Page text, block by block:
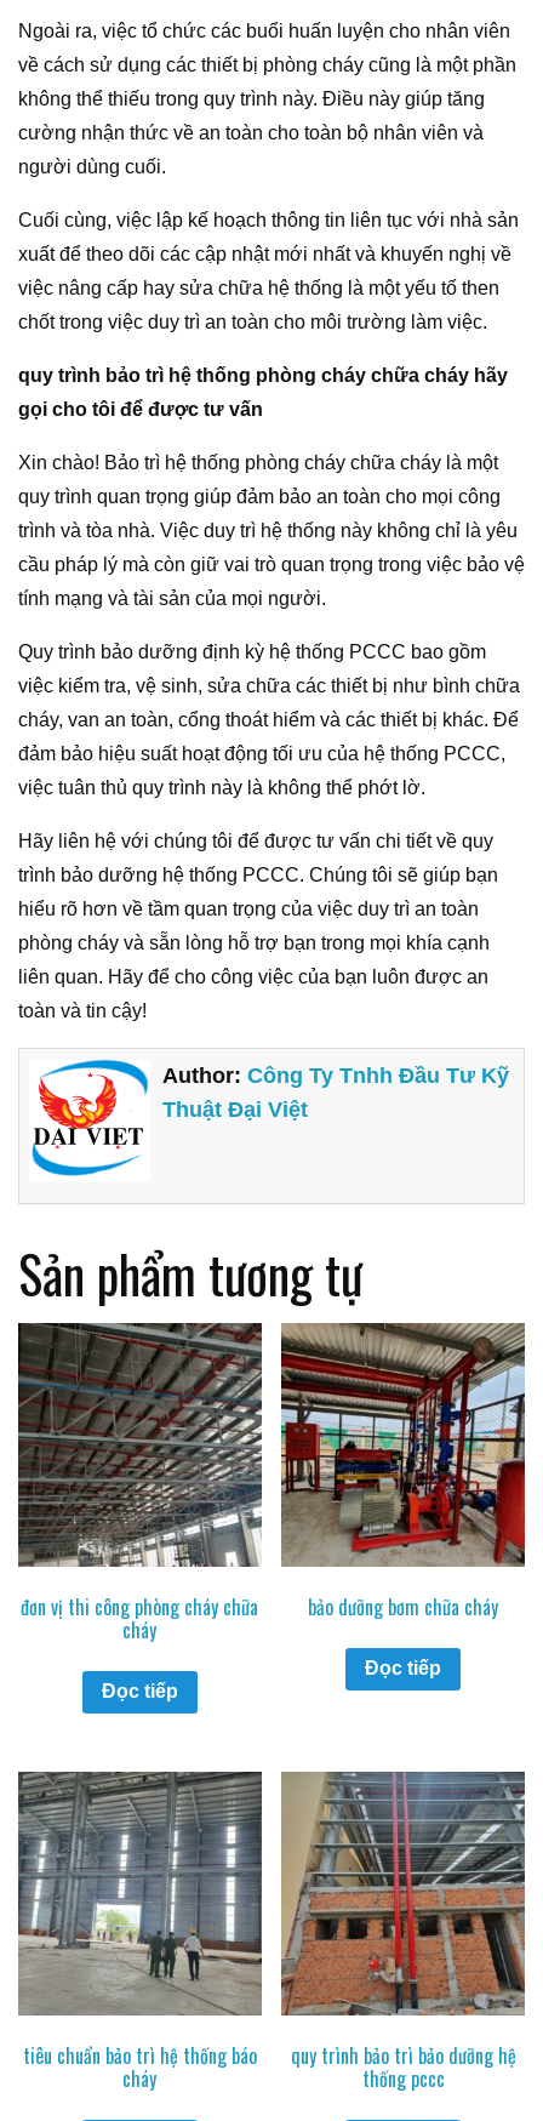
Ngoài ra, việc tổ chức các buổi huấn luyện cho nhân viên
về cách sử dụng các thiết bị phòng cháy cũng là một phần
không thể thiếu trong quy trình này. Điều này giúp tăng
cường nhận thức về an toàn cho toàn bộ nhân viên và
người dùng cuối.
Cuối cùng, việc lập kế hoạch thông tin liên tục với nhà sản
xuất để theo dõi các cập nhật mới nhất và khuyến nghị về
việc nâng cấp hay sửa chữa hệ thống là một yếu tố then
chốt trong việc duy trì an toàn cho môi trường làm việc.
quy trình bảo trì hệ thống phòng cháy chữa cháy hãy
gọi cho tôi để được tư vấn
Xin chào! Bảo trì hệ thống phòng cháy chữa cháy là một
quy trình quan trọng giúp đảm bảo an toàn cho mọi công
trình và tòa nhà. Việc duy trì hệ thống này không chỉ là yêu
cầu pháp lý mà còn giữ vai trò quan trọng trong việc bảo vệ
tính mạng và tài sản của mọi người.
Quy trình bảo dưỡng định kỳ hệ thống PCCC bao gồm
việc kiểm tra, vệ sinh, sửa chữa các thiết bị như bình chữa
cháy, van an toàn, cổng thoát hiểm và các thiết bị khác. Để
đảm bảo hiệu suất hoạt động tối ưu của hệ thống PCCC,
việc tuân thủ quy trình này là không thể phớt lờ.
Hãy liên hệ với chúng tôi để được tư vấn chi tiết về quy
trình bảo dưỡng hệ thống PCCC. Chúng tôi sẽ giúp bạn
hiểu rõ hơn về tầm quan trọng của việc duy trì an toàn
phòng cháy và sẵn lòng hỗ trợ bạn trong mọi khía cạnh
liên quan. Hãy để cho công việc của bạn luôn được an
toàn và tin cậy!
Author:Công Ty Tnhh Đầu Tư Kỹ
Thuật Đại Việt
Sản phẩm tương tự
đơn vị thi công phòng cháy chữa
cháy
Đọc tiếp
bảo dưỡng bơm chữa cháy
Đọc tiếp
tiêu chuẩn bảo trì hệ thống báo
cháy
quy trình bảo trì bảo dưỡng hệ
thống pccc